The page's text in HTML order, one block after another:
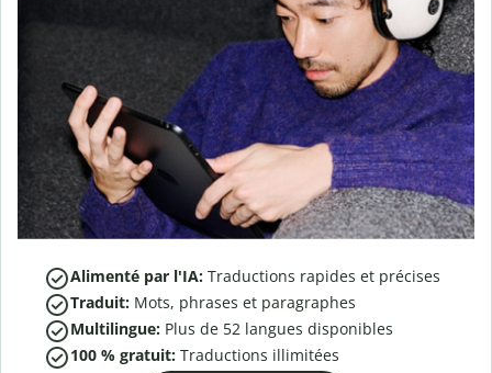
Alimenté par l'IA: Traductions rapides et précises
Traduit: Mots, phrases et paragraphes
Multilingue: Plus de 52 langues disponibles
100 % gratuit: Traductions illimitées